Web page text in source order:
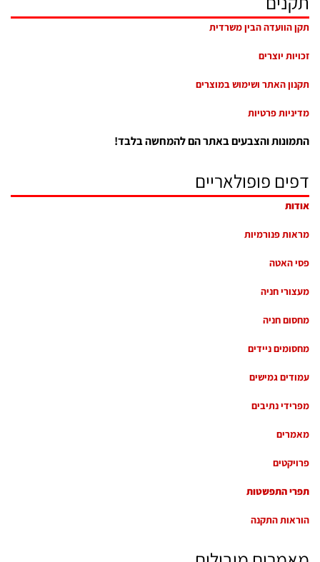
תקן הוועדה הבין משרדית
זכויות יוצרים
תקנון האתר ושימוש במוצרים
מדיניות פרטיות
התמונות והצבעים באתר הם להמחשה בלבד!
דפים פופולאריים
אודות
מראות פנורמיות
פסי האטה
מעצורי חניה
מחסום חניה
מחסומים ניידים
עמודים גמישים
מפרידי נתיבים
מאמרים
פרויקטים
תפרי התפשטות
הוראות התקנה